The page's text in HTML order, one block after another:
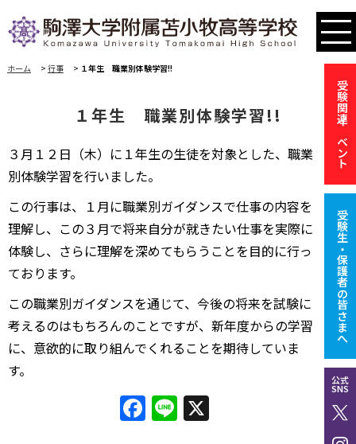
受験関連イベント
受験生・保護者の皆さまへ
公式
SNS
ホーム > 行事 > １年生 職業別体験学習!!
１年生 職業別体験学習!!
３月１２日（木）に１年生の生徒を対象とした、職業
別体験学習を行いました。
この行事は、１月に職業別ガイダンスで仕事の内容を
理解し、この３月で将来自分が就きたい仕事を実際に
体験し、さらに理解を深めてもらうことを目的に行っ
ております。
この職業別ガイダンスを通じて、今後の将来を試験に
考えるのはもちろんのことですが、新年度からの学習
に、意欲的に取り組んでくれることを期待していま
す。
Facebook
Line